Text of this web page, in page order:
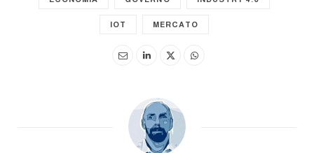
IOT MERCATO